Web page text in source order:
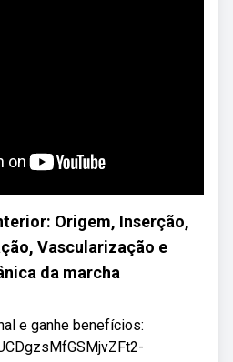
Origem, Inserção,
Vascularização e
da marcha
e ganhe benefícios: